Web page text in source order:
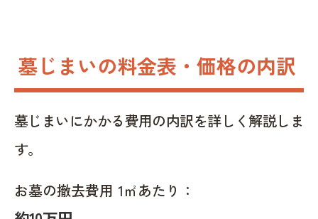
墓じまいの料金表・価格の内訳
墓じまいにかかる費用の内訳を詳しく解説しま
す。
お墓の撤去費用 1㎡あたり：